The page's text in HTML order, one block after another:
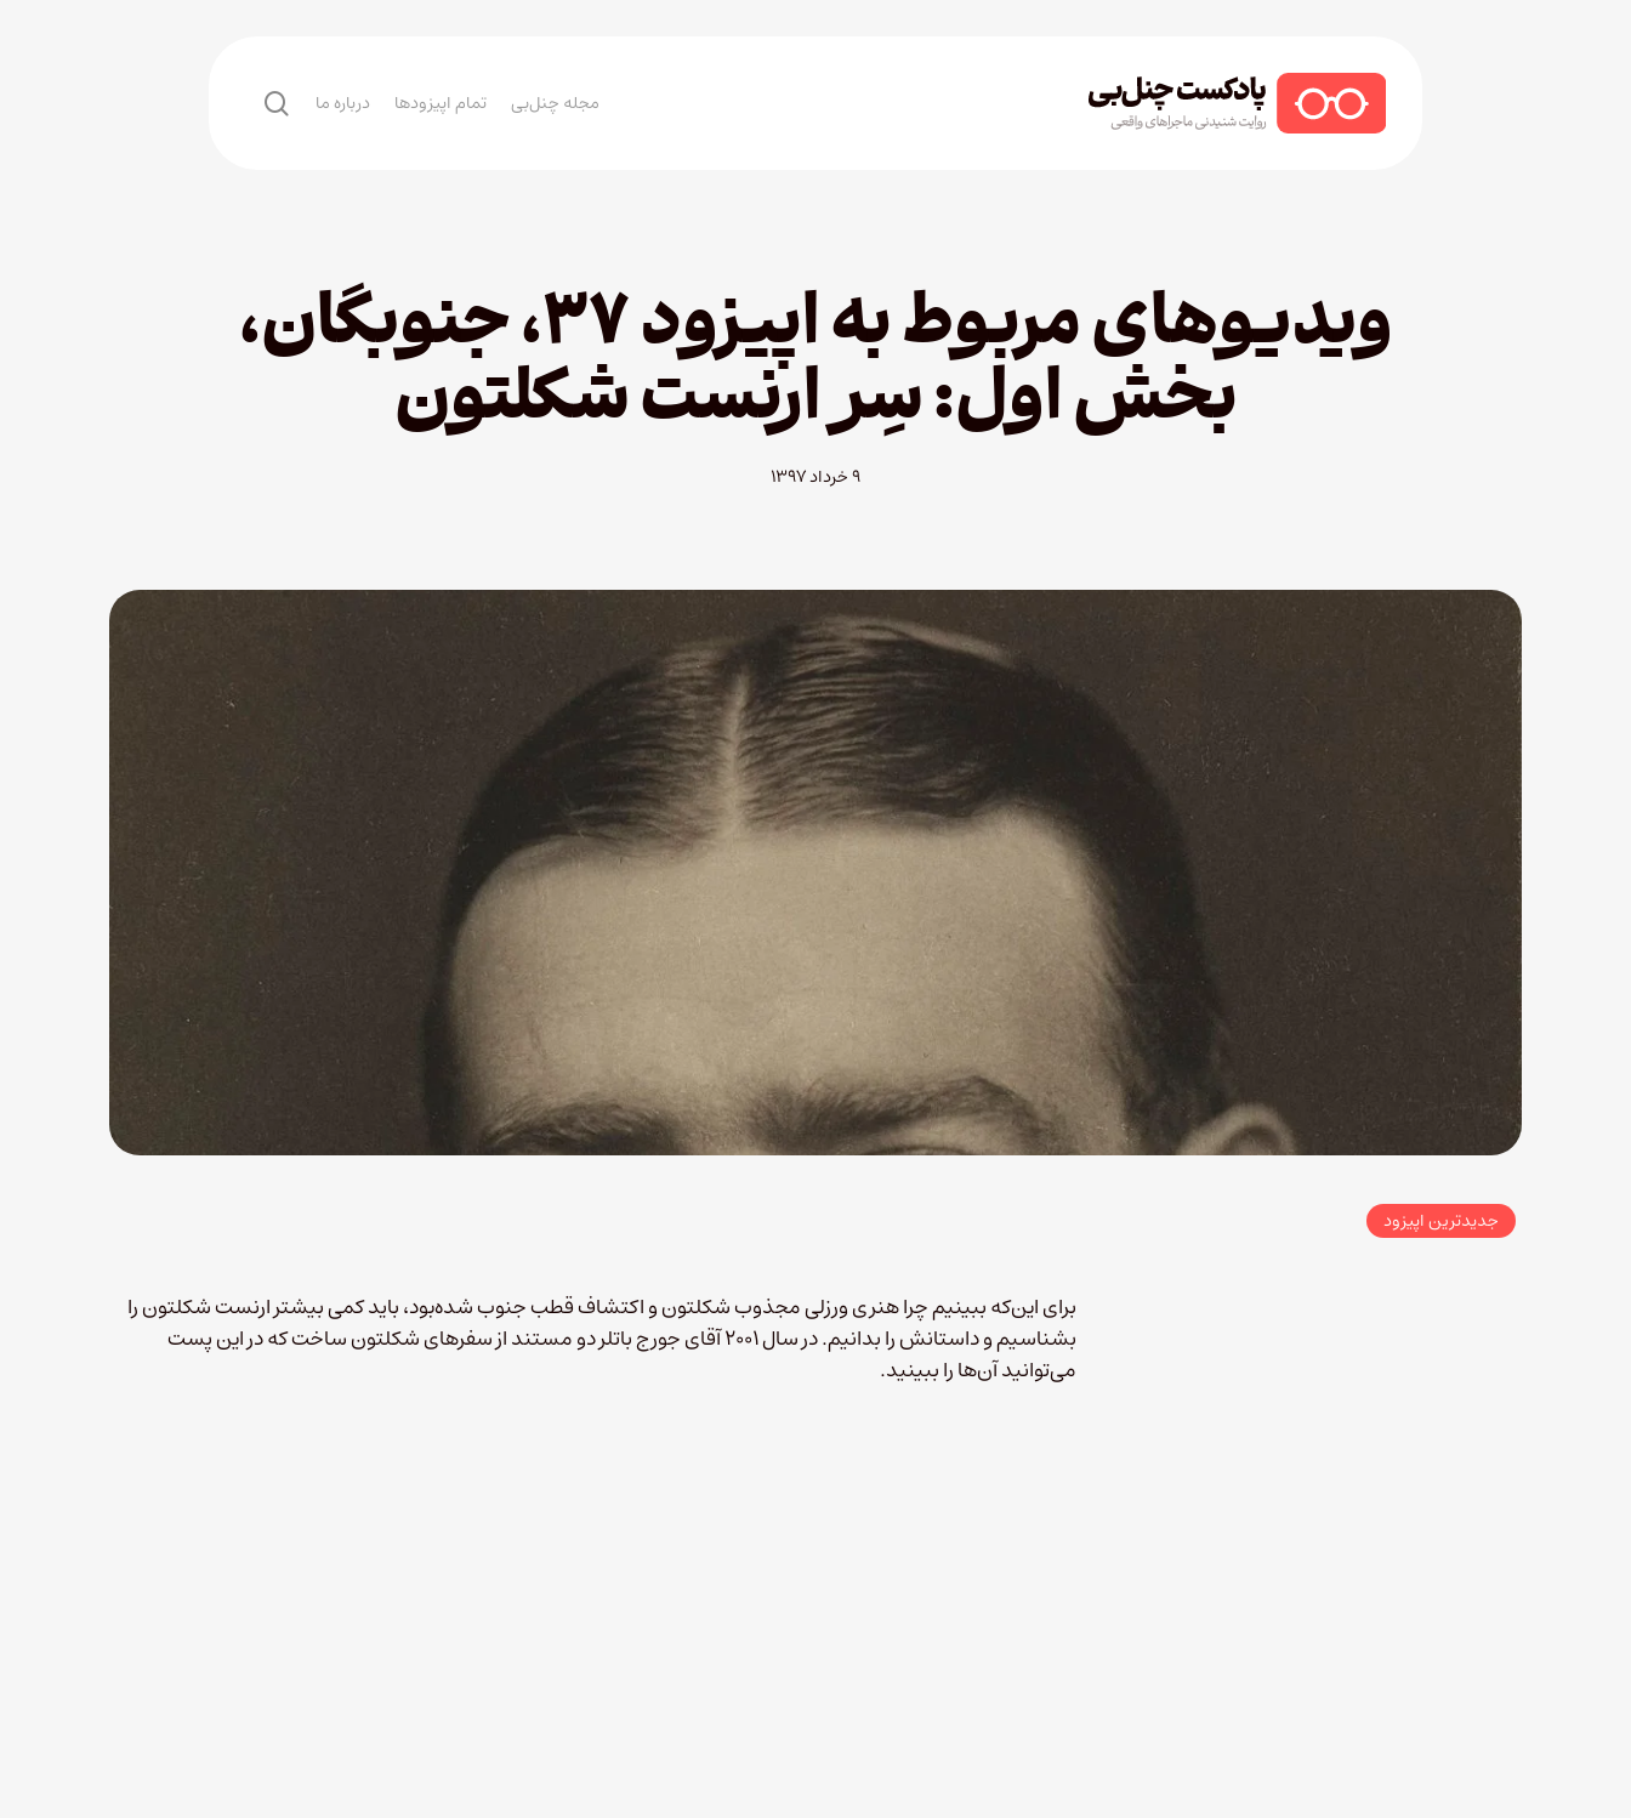
مجله چنل‌بی تمام اپیزودها درباره ما search
ویدیوهای مربوط به اپیزود ۳۷، جنوبگان،
بخش اول: سِر ارنست شکلتون
۹ خرداد ۱۳۹۷
برای این‌که ببینیم چرا هنری ورزلی مجذوب شکلتون و اکتشاف قطب جنوب شده‌بود، باید کمی بیشتر ارنست شکلتون را
بشناسیم و داستانش را بدانیم. در سال ۲۰۰۱ آقای جورج باتلر دو مستند از سفرهای شکلتون ساخت که در این پست
می‌توانید آن‌ها را ببینید.
جدیدترین اپیزود